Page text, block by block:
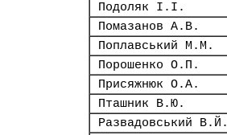
Подоляк І.І.
Помазанов А.В.
Поплавський М.М.
Порошенко О.П.
Присяжнюк О.А.
Пташник В.Ю.
Развадовський В.Й.